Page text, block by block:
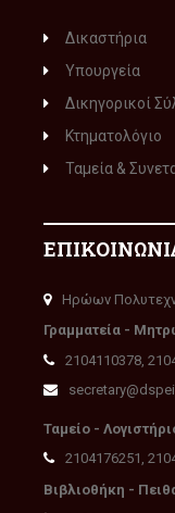
Δικαστήρια
Υπουργεία
Δικηγορικοί
Κτηματολόγιο
Ταμεία &
Ηρώων
Γραμματεία -
2104110378,
Ταμείο -
2104176251,
Βιβλιοθήκη -